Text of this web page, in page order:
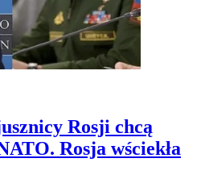
Rosji chcą
Rosja wściekła